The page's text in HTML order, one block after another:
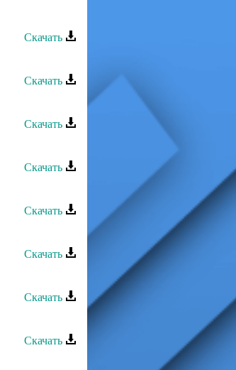
Скачать
Скачать
Скачать
Скачать
Скачать
Скачать
Скачать
Скачать